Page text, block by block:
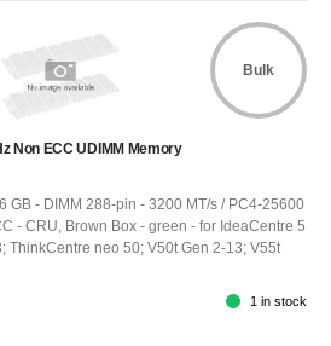
Bulk
Non ECC UDIMM Memory
GB - DIMM 288-pin - 3200 MT/s / PC4-25600
- CRU, Brown Box - green - for IdeaCentre 5
ThinkCentre neo 50; V50t Gen 2-13; V55t
1 in stock